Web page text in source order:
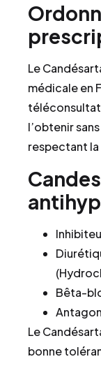
Le
médicale en
l’obtenir
respectant
Bêta-
Le
bonne